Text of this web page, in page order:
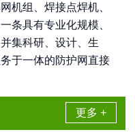
机组、焊接点焊机、
条具有专业化规模、
集科研、设计、生
于一体的防护网直接
更多 +